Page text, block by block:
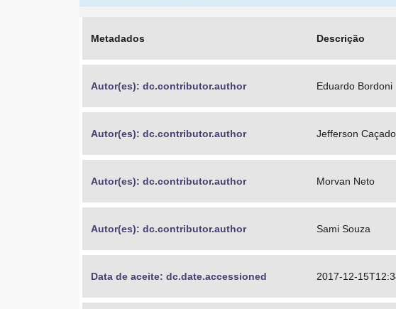
Metadados Descrição
Autor(es): dc.contributor.author Eduardo Bordoni
Autor(es): dc.contributor.author Jefferson
Autor(es): dc.contributor.author Morvan Neto
Autor(es): dc.contributor.author Sami Souza
Data de aceite: dc.date.accessioned 2017-12-